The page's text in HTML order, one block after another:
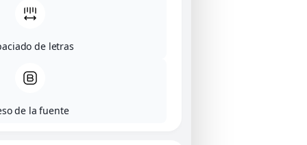
de letras
de la fuente